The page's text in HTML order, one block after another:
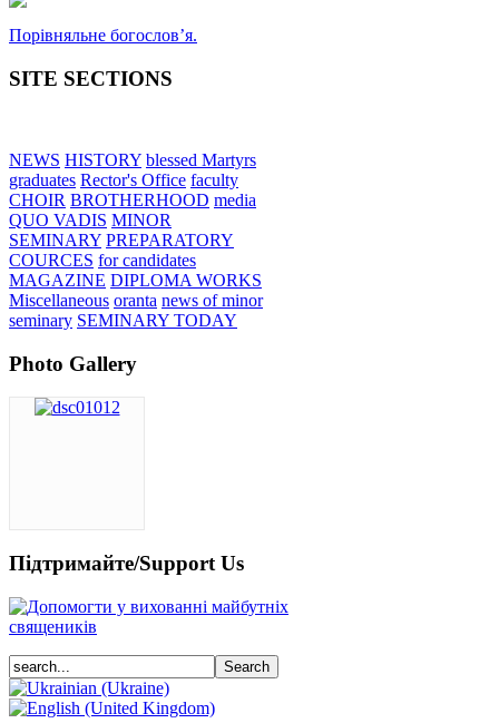
Порівняльне богословʼя.
SITE SECTIONS
NEWS HISTORY blessed Martyrs
graduates Rector's Office faculty
CHOIR BROTHERHOOD media
QUO VADIS MINOR
SEMINARY PREPARATORY
COURCES for candidates
MAGAZINE DIPLOMA WORKS
Miscellaneous oranta news of minor
seminary SEMINARY TODAY
Photo Gallery
Підтримайте/Support Us